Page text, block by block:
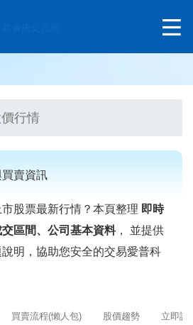
行情
賣資訊
股票最新行情？本頁整理 即時
區間、公司基本資料， 並提供
明，協助您安全的交易愛普科
買賣流程(懶人包) 股價趨勢 立即詢